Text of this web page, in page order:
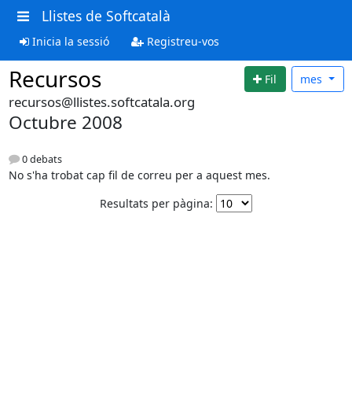
Llistes de Softcatalà
Inicia la sessió Registreu-vos
Recursos Fil mes
recursos@llistes.softcatala.org
Octubre 2008
0 debats
No s'ha trobat cap fil de correu per a aquest mes.
Resultats per pàgina: